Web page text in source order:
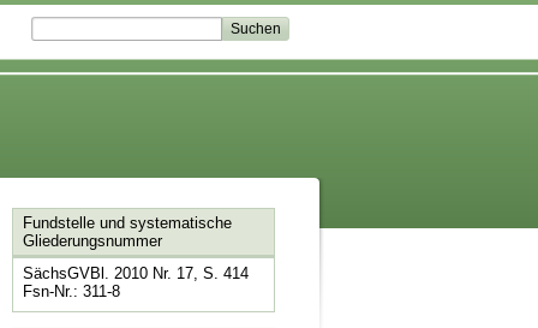
Fundstelle und systematische
Gliederungsnummer
SächsGVBl. 2010 Nr. 17, S. 414
Fsn-Nr.: 311-8